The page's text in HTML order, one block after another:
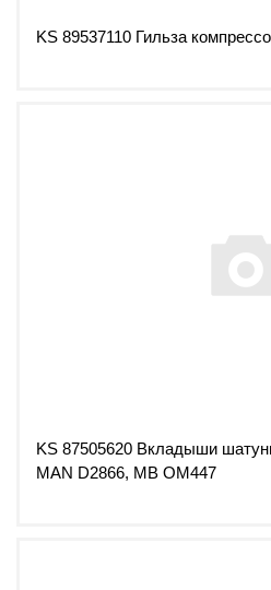
KS 89537110 Гильза
KS 87505620 Вкладыши
MAN D2866, MB OM447